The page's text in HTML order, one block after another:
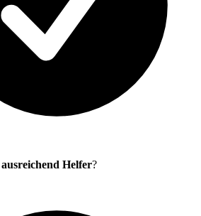
ausreichend Helfer?